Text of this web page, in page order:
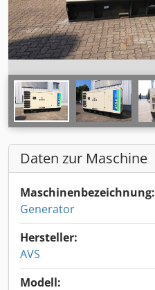
Daten zur Maschine
Maschinenbezeichnung:
Generator
Hersteller:
AVS
Modell: